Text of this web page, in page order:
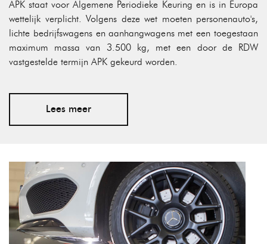
APK staat voor Algemene Periodieke Keuring en is in Europa
wettelijk verplicht. Volgens deze wet moeten personenauto's,
lichte bedrijfswagens en aanhangwagens met een toegestaan
maximum massa van 3.500 kg, met een door de RDW
vastgestelde termijn APK gekeurd worden.
Lees meer